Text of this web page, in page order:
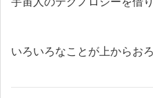
いろいろなことが上からお